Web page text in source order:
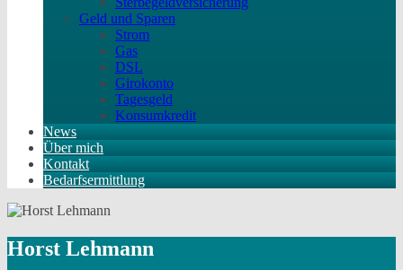
Geld und Sparen
Strom
Gas
DSL
Girokonto
Tagesgeld
Konsumkredit
News
Über mich
Kontakt
Bedarfsermittlung
Horst Lehmann